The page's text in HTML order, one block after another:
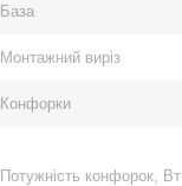
База
Монтажний виріз
Конфорки
Потужність конфорок, Вт